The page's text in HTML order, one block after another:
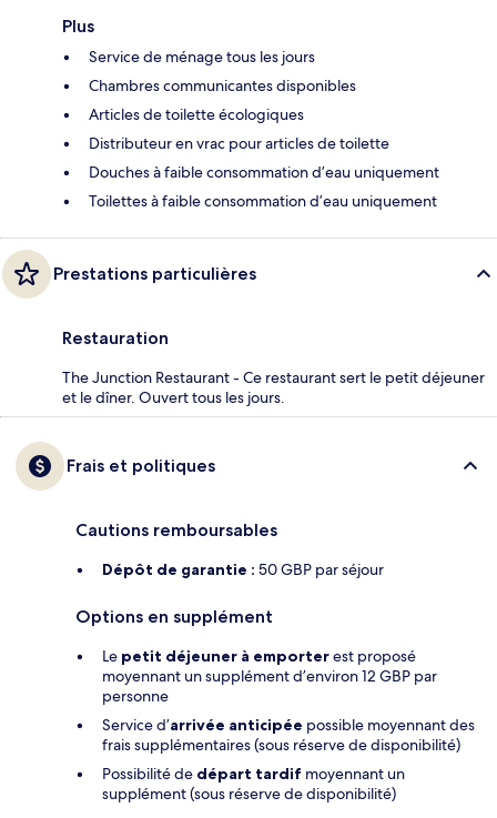
Plus
Service de ménage tous les jours
Chambres communicantes disponibles
Articles de toilette écologiques
Distributeur en vrac pour articles de toilette
Douches à faible consommation d’eau uniquement
Toilettes à faible consommation d’eau uniquement
Prestations particulières
Restauration
The Junction Restaurant - Ce restaurant sert le petit déjeuner
et le dîner. Ouvert tous les jours.
Frais et politiques
Cautions remboursables
Dépôt de garantie : 50 GBP par séjour
Options en supplément
Le petit déjeuner à emporterest proposé
moyennant un supplément d’environ 12 GBP par
personne
Service d’arrivée anticipée possible moyennant des
frais supplémentaires (sous réserve de disponibilité)
Possibilité de départ tardif moyennant un
supplément (sous réserve de disponibilité)